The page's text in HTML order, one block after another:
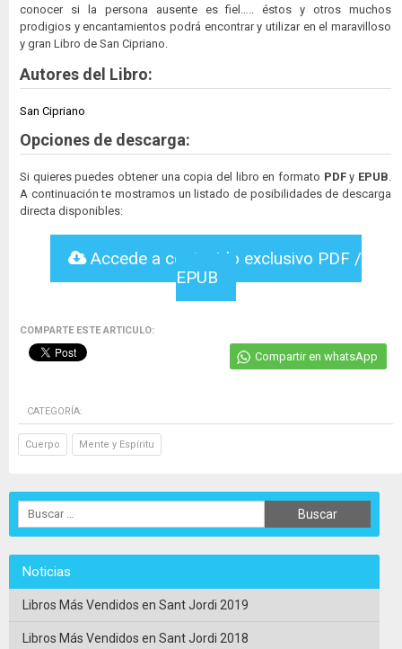
conocer si la persona ausente es fiel….. éstos y otros muchos
prodigios y encantamientos podrá encontrar y utilizar en el maravilloso
y gran Libro de San Cipriano.
Autores del Libro:
San Cipriano
Opciones de descarga:
Si quieres puedes obtener una copia del libro en formato PDFy EPUB
A continuación te mostramos un listado de posibilidades de descarga
directa disponibles:
Accede a contenido exclusivo PDF /
EPUB
COMPARTE ESTE ARTICULO:
Compartir en whatsApp
CATEGORÍA:
Cuerpo Mente y Espíritu
Noticias
Libros Más Vendidos en Sant Jordi 2019
Libros Más Vendidos en Sant Jordi 2018